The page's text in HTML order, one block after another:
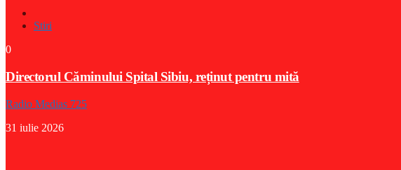
Stiri
0
Directorul Căminului Spital Sibiu, reținut pentru mită
Radio Medias 725
31 iulie 2026